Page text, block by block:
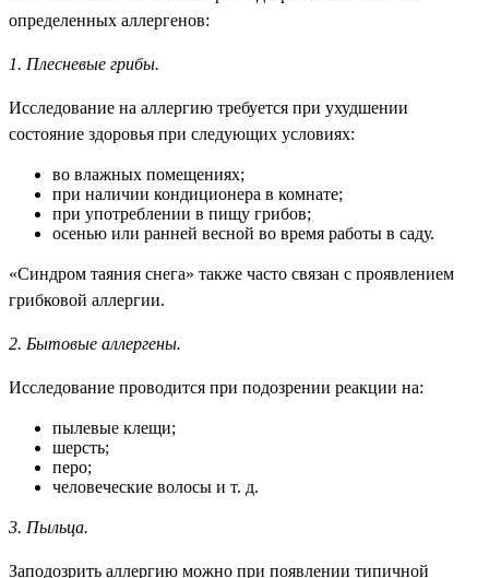
определенных аллергенов:
1. Плесневые грибы.
Исследование на аллергию требуется при ухудшении
состояние здоровья при следующих условиях:
во влажных помещениях;
при наличии кондиционера в комнате;
при употреблении в пищу грибов;
осенью или ранней весной во время работы в саду.
«Синдром таяния снега» также часто связан с проявлением
грибковой аллергии.
2. Бытовые аллергены.
Исследование проводится при подозрении реакции на:
пылевые клещи;
шерсть;
перо;
человеческие волосы и т. д.
3. Пыльца.
Заподозрить аллергию можно при появлении типичной